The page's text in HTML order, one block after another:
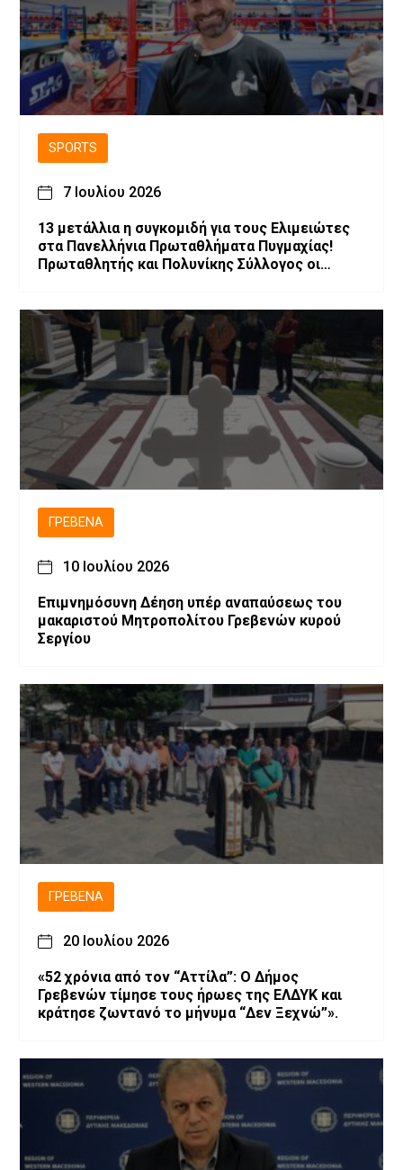
SPORTS
7 Ιουλίου 2026
13 μετάλλια η συγκομιδή για τους Ελιμειώτες
στα Πανελλήνια Πρωταθλήματα Πυγμαχίας!
Πρωταθλητής και Πολυνίκης Σύλλογος οι
ΓΡΕΒΕΝΆ
10 Ιουλίου 2026
Επιμνημόσυνη Δέηση υπέρ αναπαύσεως του
μακαριστού Μητροπολίτου Γρεβενών κυρού
Σεργίου
ΓΡΕΒΕΝΆ
20 Ιουλίου 2026
«52 χρόνια από τον “Αττίλα”: Ο Δήμος
Γρεβενών τίμησε τους ήρωες της ΕΛΔΥΚ και
κράτησε ζωντανό το μήνυμα “Δεν Ξεχνώ”».